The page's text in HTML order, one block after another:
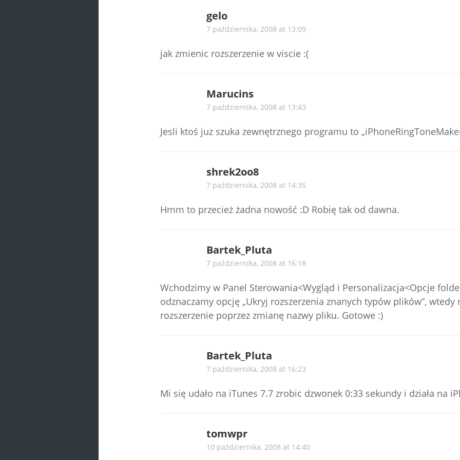
gelo
7 października, 2008 at 13:09
jak zmienic rozszerzenie w viscie :(
Marucins
7 października, 2008 at 13:43
Jesli ktoś juz szuka zewnętrznego programu to
shrek2oo8
7 października, 2008 at 14:35
Hmm to przecież żadna nowość :D Robię tak od dawna.
Bartek_Pluta
7 października, 2008 at 16:18
Wchodzimy w Panel Sterowania<Wygląd i Personalizacja<Opcje
odznaczamy opcję „Ukryj rozszerzenia znanych typów plików”,
rozszerzenie poprzez zmianę nazwy pliku. Gotowe :)
Bartek_Pluta
7 października, 2008 at 16:23
Mi się udało na iTunes 7.7 zrobic dzwonek 0:33 sekundy i działa na
tomwpr
10 października, 2008 at 14:40